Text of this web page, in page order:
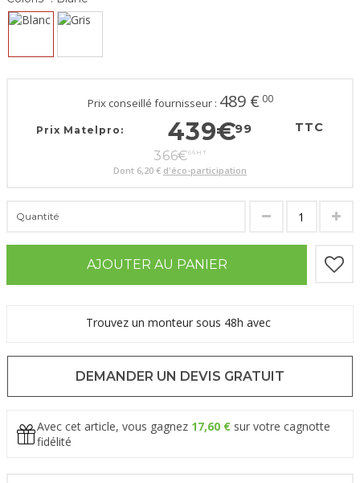
Prix conseillé fournisseur : 489 € 00
Prix Matelpro: 439€99 TTC
366€66 HT
Dont 6,20 € d'éco-participation
Quantité
AJOUTER AU PANIER
Trouvez un monteur sous 48h avec
DEMANDER UN DEVIS GRATUIT
Avec cet article, vous gagnez 17,60 € sur votre cagnotte
fidélité